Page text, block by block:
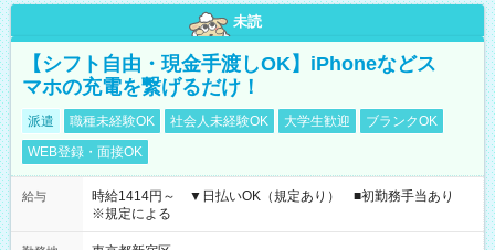
未読
【シフト自由・現金手渡しOK】iPhoneなどス
マホの充電を繋げるだけ！
派遣 職種未経験OK 社会人未経験OK 大学生歓迎
ブランクOK
WEB登録・面接OK
給与
時給1414円～ ▼日払いOK（規定あり） ■初勤務手当あり
※規定による